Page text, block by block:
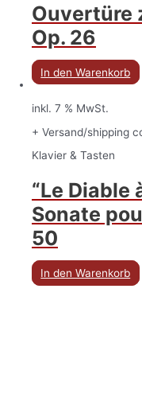
Ouvertüre
Op. 26
In den Warenkorb
inkl. 7 % MwSt.
+ Versand/shipping
Klavier & Tasten
“Le Diable
Sonate
50
In den Warenkorb